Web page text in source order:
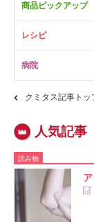
商品ピックアップ
レシピ
病院
クミタス記事トッ
読み物